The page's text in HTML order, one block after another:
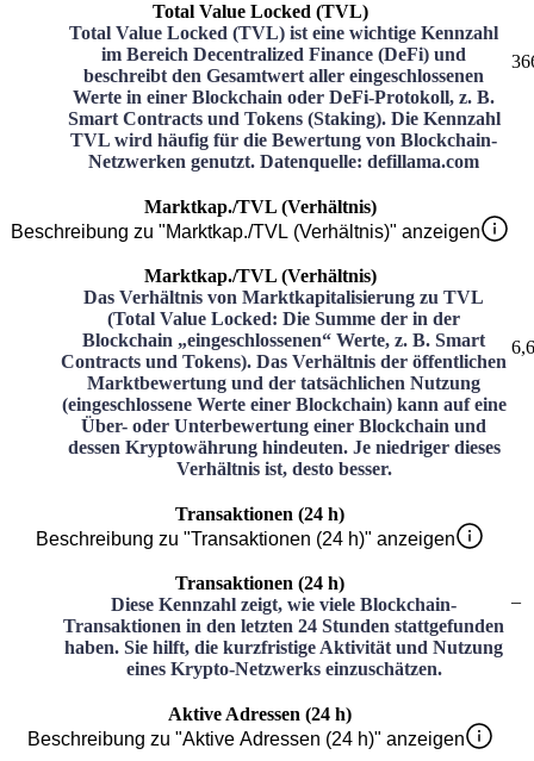
Total Value Locked (TVL)
Total Value Locked (TVL) ist eine wichtige Kennzahl
im Bereich Decentralized Finance (DeFi) und
beschreibt den Gesamtwert aller eingeschlossenen
Werte in einer Blockchain oder DeFi-Protokoll, z. B.
Smart Contracts und Tokens (Staking). Die Kennzahl
TVL wird häufig für die Bewertung von Blockchain-
Netzwerken genutzt. Datenquelle: defillama.com
Marktkap./TVL (Verhältnis)
Beschreibung zu "Marktkap./TVL (Verhältnis)" anzeigen
Marktkap./TVL (Verhältnis)
Das Verhältnis von Marktkapitalisierung zu TVL
(Total Value Locked: Die Summe der in der
Blockchain „eingeschlossenen“ Werte, z. B. Smart
Contracts und Tokens). Das Verhältnis der öffentlichen
Marktbewertung und der tatsächlichen Nutzung
(eingeschlossene Werte einer Blockchain) kann auf eine
Über- oder Unterbewertung einer Blockchain und
dessen Kryptowährung hindeuten. Je niedriger dieses
Verhältnis ist, desto besser.
Transaktionen (24 h)
Beschreibung zu "Transaktionen (24 h)" anzeigen
Transaktionen (24 h)
Diese Kennzahl zeigt, wie viele Blockchain-
Transaktionen in den letzten 24 Stunden stattgefunden
haben. Sie hilft, die kurzfristige Aktivität und Nutzung
eines Krypto-Netzwerks einzuschätzen.
–
Aktive Adressen (24 h)
Beschreibung zu "Aktive Adressen (24 h)" anzeigen